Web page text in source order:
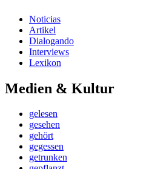
Noticias
Artikel
Dialogando
Interviews
Lexikon
Medien & Kultur
gelesen
gesehen
gehört
gegessen
getrunken